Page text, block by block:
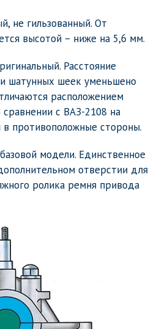
не гильзованный. От
высотой – ниже на 5,6 мм.
Расстояние
шатунных шеек уменьшено
расположением
с ВАЗ-2108 на
противоположные стороны.
модели. Единственное
отверстии для
ролика ремня привода